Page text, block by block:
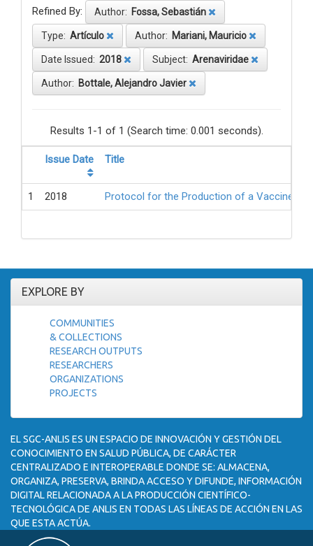
Refined By: Author: Fossa, Sebastián
Type: Artículo Author: Mariani, Mauricio
Date Issued: 2018 Subject: Arenaviridae
Author: Bottale, Alejandro Javier
Results 1-1 of 1 (Search time: 0.001 seconds).
Issue Date Title
1 2018 Protocol for the Production of a Vaccine
EXPLORE BY
COMMUNITIES
& COLLECTIONS
RESEARCH OUTPUTS
RESEARCHERS
ORGANIZATIONS
PROJECTS
EL SGC-ANLIS ES UN ESPACIO DE INNOVACIÓN Y GESTIÓN DEL
CONOCIMIENTO EN SALUD PÚBLICA, DE CARÁCTER
CENTRALIZADO E INTEROPERABLE DONDE SE: ALMACENA,
ORGANIZA, PRESERVA, BRINDA ACCESO Y DIFUNDE, INFORMACIÓN
DIGITAL RELACIONADA A LA PRODUCCIÓN CIENTÍFICO-
TECNOLÓGICA DE ANLIS EN TODAS LAS LÍNEAS DE ACCIÓN EN LAS
QUE ESTA ACTÚA.